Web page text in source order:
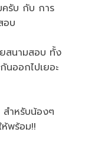
ครับ กับ การ
อบ
สนามสอบ ทั้ง
ออกไปเยอะ
สำหรับน้องๆ
พร้อม!!